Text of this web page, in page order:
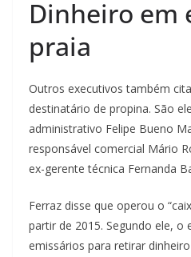
Dinheiro em
praia
Outros executivos também
destinatário de propina. São
administrativo Felipe Bueno
responsável comercial Mário
ex-gerente técnica Fernanda
Ferraz disse que operou o
partir de 2015. Segundo ele,
emissários para retirar